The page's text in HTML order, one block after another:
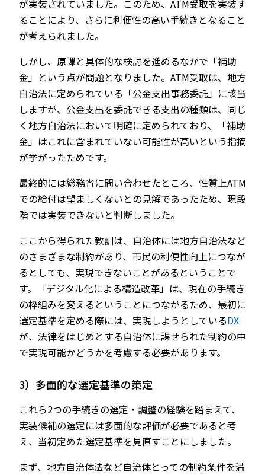
が実装されていました。このため、ATM受取を実装す
ることにより、さらに利便性の高い手続きとなること
が考えられました。
しかし、原課と具体的な検討を進めるなかで「補助
金」という点が問題となりました。ATM受取は、地方
自治法に定められている「公金支出事務委託」に該当
しますが、公金支出を委託できる支出の種類は、同じ
く地方自治法において明確に定められており、「補助
金」はこれに含まれていない可能性が高いという指摘
が挙がったためです。
最終的には総務省に問い合わせたところ、性質上ATM
での給付は望ましくないとの見解であったため、現段
階では実装できないと判断しました。
ここから得られた教訓は、自治体には地方自治法など
のさまざまな制約があり、市民の利便性向上につなが
るとしても、実現できないことがあるということで
す。「デジタル化による構造改革」は、現在の手続き
の枠組みを変えるということにつながるため、最初に
選定基準を定める際には、実現しようとしているDX
が、法律をはじめとする自治体に課せられた制約の中
で実現可能かどうかを考慮する必要があります。
3）多面的な選定基準の策定
これら2つの手続きの選定・調整の経験を踏まえて、
実装候補の選定には多面的な評価が必要であると考
え、当初定めた選定基準を見直すことにしました。
まず、地方自治体法など自治体とっての制約条件を満